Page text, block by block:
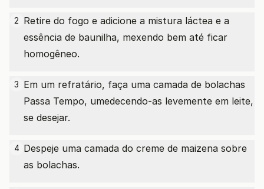
2 Retire do fogo e adicione a mistura láctea e a
essência de baunilha, mexendo bem até ficar
homogêneo.
3 Em um refratário, faça uma camada de bolachas
Passa Tempo, umedecendo-as levemente em leite,
se desejar.
4 Despeje uma camada do creme de maizena sobre
as bolachas.